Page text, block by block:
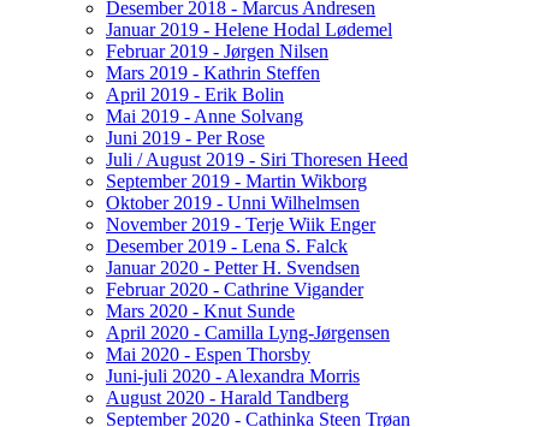
Desember 2018 - Marcus Andresen
Januar 2019 - Helene Hodal Lødemel
Februar 2019 - Jørgen Nilsen
Mars 2019 - Kathrin Steffen
April 2019 - Erik Bolin
Mai 2019 - Anne Solvang
Juni 2019 - Per Rose
Juli / August 2019 - Siri Thoresen Heed
September 2019 - Martin Wikborg
Oktober 2019 - Unni Wilhelmsen
November 2019 - Terje Wiik Enger
Desember 2019 - Lena S. Falck
Januar 2020 - Petter H. Svendsen
Februar 2020 - Cathrine Vigander
Mars 2020 - Knut Sunde
April 2020 - Camilla Lyng-Jørgensen
Mai 2020 - Espen Thorsby
Juni-juli 2020 - Alexandra Morris
August 2020 - Harald Tandberg
September 2020 - Cathinka Steen Trøan